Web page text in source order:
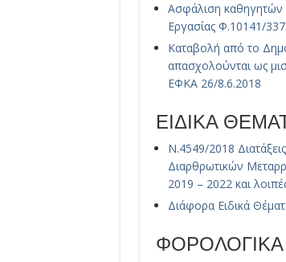
Ασφάλιση καθηγητών
Εργασίας Φ.10141/
Καταβολή από το
απασχολούνται ως
ΕΦΚΑ 26/8.6.2018
ΕΙΔΙΚΑ
Ν.4549/2018
Διαρθρωτικών
2019 – 2022 και
Διάφορα Ειδικά